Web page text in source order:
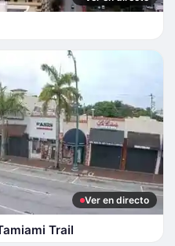
Ver en directo
Trail